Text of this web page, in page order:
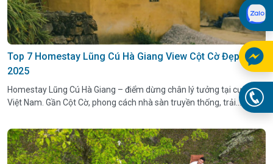
Top 7 Homestay Lũng Cú Hà Giang View Cột Cờ Đẹp Nhất
2025
Homestay Lũng Cú Hà Giang – điểm dừng chân lý tưởng tại cực Bắc
Việt Nam. Gần Cột Cờ, phong cách nhà sàn truyền thống, trải